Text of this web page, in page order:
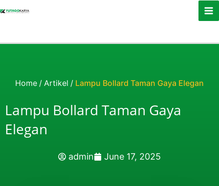
Home / Artikel / Lampu Bollard Taman Gaya Elegan
Lampu Bollard Taman Gaya
Elegan
admin June 17, 2025